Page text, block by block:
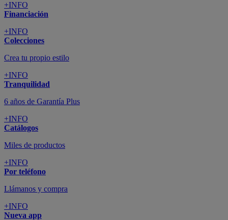
+INFO
Financiación
+INFO
Colecciones
Crea tu propio estilo
+INFO
Tranquilidad
6 años de Garantía Plus
+INFO
Catálogos
Miles de productos
+INFO
Por teléfono
Llámanos y compra
+INFO
Nueva app